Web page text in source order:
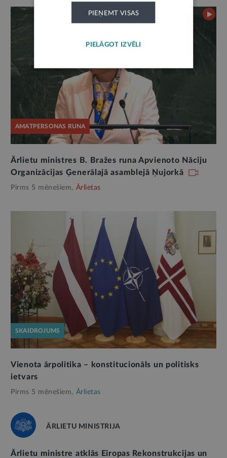
AMATPERSONAS RUNA
Ārlietu ministres B. Bražes runa Apvienoto Nāciju
Organizācijas Ģenerālajā asamblejā Ņujorkā
Pirms 5 mēnešiem, Ārlietas
SKAIDROJUMS
Vienota ārpolitika – konstitucionāls un politisks
ietvars
Pirms 5 mēnešiem, Ārlietas
ĀRLIETU MINISTRIJA
Ārlietu ministre atklās Eiropas Rekonstrukcijas un
PIEŅEMT VISAS
PIELĀGOT IZVĒLI